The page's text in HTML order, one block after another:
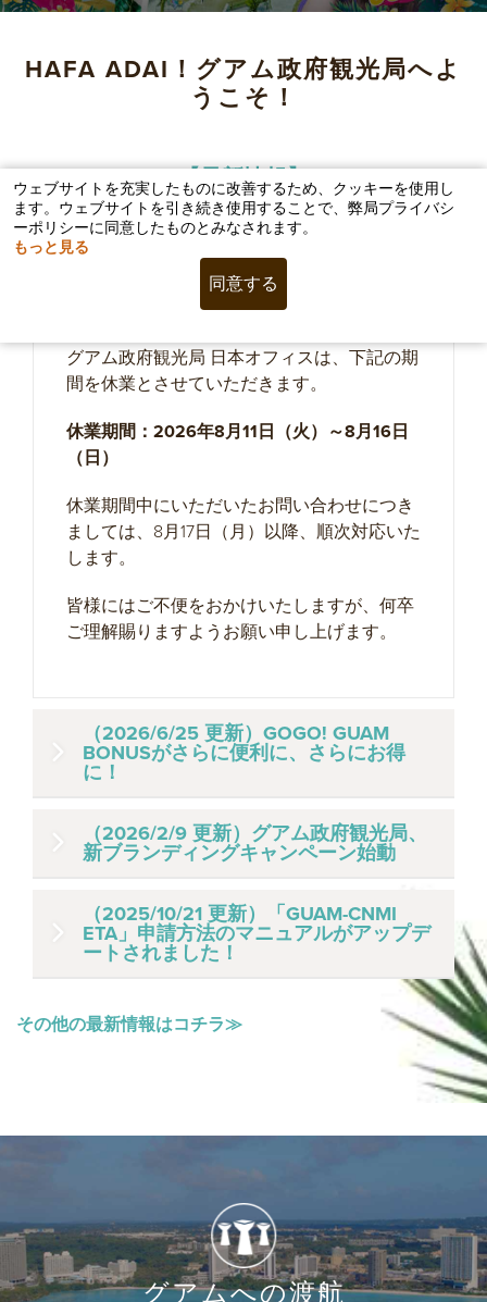
HAFA ADAI！グアム政府観光局へよ
うこそ！
【最新情報】
（2026/8/6 更新）オフィス休業のお知
グアム政府観光局 日本オフィスは、下記の期
間を休業とさせていただきます。
休業期間：2026年8月11日（火）～8月16日
（日）
休業期間中にいただいたお問い合わせにつき
ましては、8月17日（月）以降、順次対応いた
します。
皆様にはご不便をおかけいたしますが、何卒
ご理解賜りますようお願い申し上げます。
（2026/6/25 更新）GOGO! GUAM
BONUSがさらに便利に、さらにお得
に！
グアム旅行中に使えるお得な特典サービス
「GOGO! GUAM BONUS」の利用方法が変更
にご利用いただけるようになりました。
さらに、8月限定で特典内容が“SUPER”仕様に
クレジット、ディナークルーズのご予約でシ
※ホテルや一部ツアーなど、事前予約が必要
な特典はご利用いただけます。レストランや
ショッピングモールなどで利用できる8月限
定特典は、8月1日よりご利用いただけます。
（2026/2/9 更新）グアム政府観光局、
新ブランディングキャンペーン始動
グアム政府観光局（GVB）は、2026年1月27
日（火）より、新たなブランドキャンペーン
「A Journey of Rediscovery（再発見の旅）」
を開始し、それに伴うブランドムービーの配
信をスタートいたしました。本キャンペーン
す。
https://www.youtube.com/watch?v=ANlbVa-
I2qQ
https://www.youtube.com/watch?
v=e264WKKTtAI
（2025/10/21 更新）「GUAM-CNMI
ETA」申請方法のマニュアルがアップデ
ートされました！
グアムおよび北マリアナ諸島への渡航に必要
マニュアル（PDF）はコチラから
YouTubeはコチラから
その他の最新情報はコチラ≫
グアムへの渡航
ウェブサイトを充実したものに改善するため、クッキーを使用し
ます。ウェブサイトを引き続き使用することで、弊局プライバシ
ーポリシーに同意したものとみなされます。
もっと見る
同意する